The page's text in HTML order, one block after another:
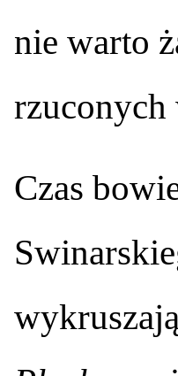
nie warto
Czas